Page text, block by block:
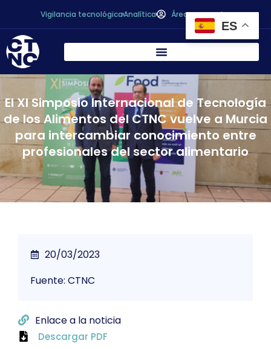
Vigilancia tecnológicaAnalítica Área personal
El XI Simposio Internacional de Tecnología
de los Alimentos del CTNC vuelve a Murcia
para intercambiar conocimiento entre
profesionales del sector alimentario
20/03/2023
Fuente: CTNC
Enlace a la noticia
Descargar PDF
ES